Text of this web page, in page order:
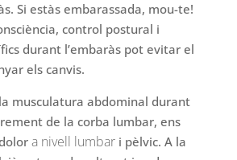
Si estàs embarassada, mou-te!
control postural i
durant l’embaràs pot evitar el
els canvis.
musculatura abdominal durant
de la corba lumbar, ens
a nivell lumbari pèlvic. A la